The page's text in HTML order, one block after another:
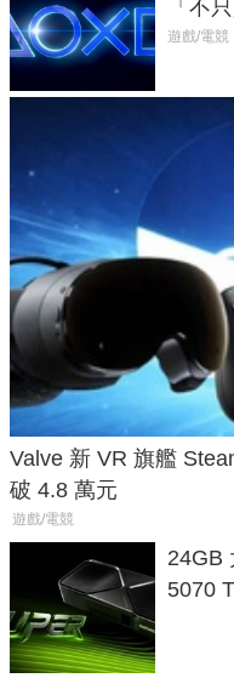
「不
廳、進
遊戲/電競
Valve 新 VR 旗艦
破 4.8 萬元
遊戲/電競
24GB
5070